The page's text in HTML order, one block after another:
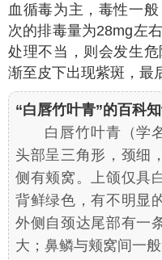
血循毒为主，毒性一
次的排毒量为28mg左
处理不当，则会发生
渐至皮下出现紫斑，最
“白唇竹叶青”的百科知
白唇竹叶青（学
头部呈三角形，颈细
侧有颊窝。上颌仅具
背鲜绿色，有不明显
外侧自颈达尾部有一
大；鼻鳞与颊窝间一般